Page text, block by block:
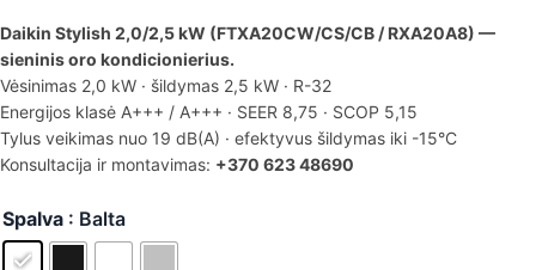
Daikin Stylish 2,0/2,5 kW (FTXA20CW/CS/CB / RXA20A8) —
sieninis oro kondicionierius.
Vėsinimas 2,0 kW · šildymas 2,5 kW · R-32
Energijos klasė A+++ / A+++ · SEER 8,75 · SCOP 5,15
Tylus veikimas nuo 19 dB(A) · efektyvus šildymas iki -15°C
Konsultacija ir montavimas: +370 623 48690
Spalva : Balta